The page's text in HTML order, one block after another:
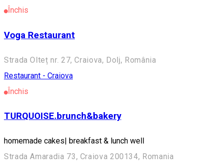
Închis
Voga Restaurant
Strada Olteț nr. 27, Craiova, Dolj, România
Restaurant - Craiova
Închis
TURQUOISE.brunch&bakery
homemade cakes| breakfast & lunch well
Strada Amaradia 73, Craiova 200134, Romania